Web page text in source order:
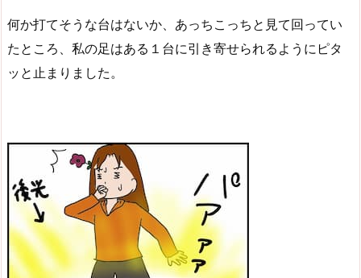
何か打てそうな台はないか、あっちこっちと見て回ってい
たところ、私の足はある１台に引き寄せられるようにピタ
ッと止まりました。